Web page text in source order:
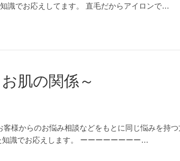
識でお応えしてます。 直毛だからアイロンで…
肌の関係～
様からのお悩み相談などをもとに同じ悩みを持
識でお応えします。 ーーーーーーーー…